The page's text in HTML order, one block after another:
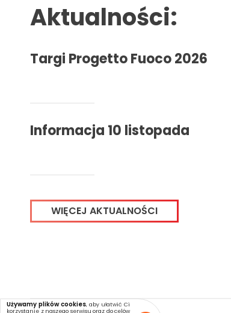
Aktualności:
Targi Progetto Fuoco 2026
Informacja 10 listopada
WIĘCEJ AKTUALNOŚCI
Używamy plików cookies, aby ułatwić Ci
korzystanie z naszego serwisu oraz do celów